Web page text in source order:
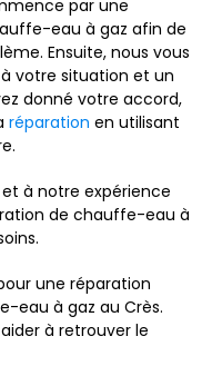
par une
eau à gaz afin de
Ensuite, nous vous
votre situation et un
donné votre accord,
réparation en utilisant
à notre expérience
de chauffe-eau à
une réparation
eau à gaz au Crès.
à retrouver le